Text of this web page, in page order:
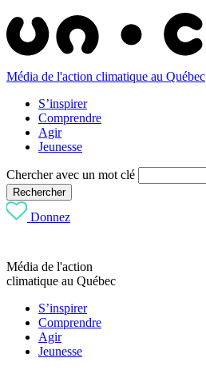
Média de l'action climatique au Québec
S’inspirer
Comprendre
Agir
Jeunesse
Chercher avec un mot clé
Rechercher
Donnez
Média de l'action
climatique au Québec
S’inspirer
Comprendre
Agir
Jeunesse